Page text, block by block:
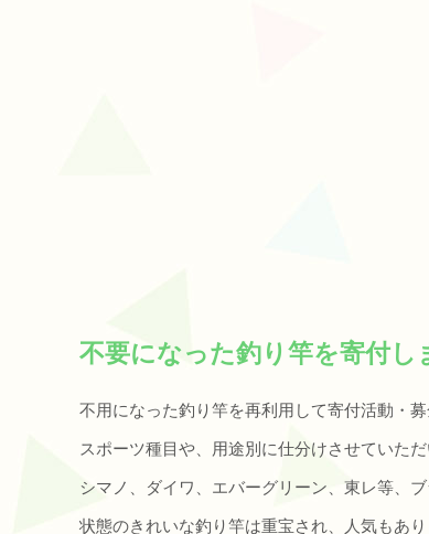
不要になった釣り竿を寄付し
不用になった釣り竿を再利用して寄付活動・募
スポーツ種目や、用途別に仕分けさせていた
シマノ、ダイワ、‎エバーグリーン、東レ等、
状態のきれいな釣り竿は重宝され、人気もあり